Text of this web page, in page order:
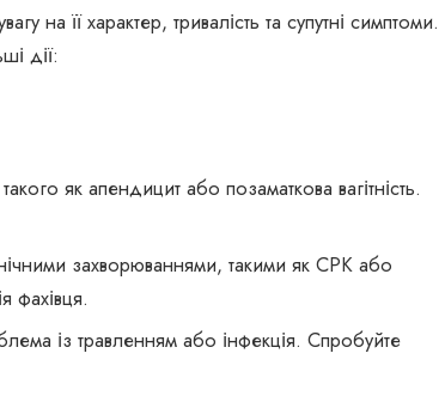
на її характер, тривалість та супутні симптоми.
дії:
як апендицит або позаматкова вагітність.
захворюваннями, такими як СРК або
фахівця.
із травленням або інфекція. Спробуйте